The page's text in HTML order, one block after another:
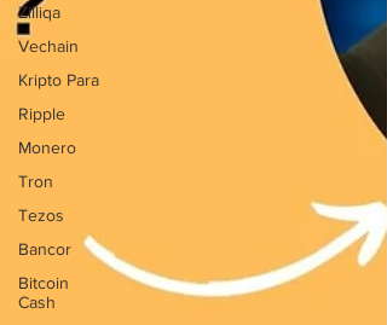
Zilliqa
Vechain
Kripto Para
Ripple
Monero
Tron
Tezos
Bancor
Bitcoin
Cash